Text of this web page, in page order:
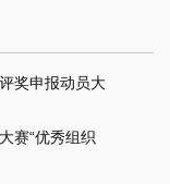
奖申报动员大
赛“优秀组织